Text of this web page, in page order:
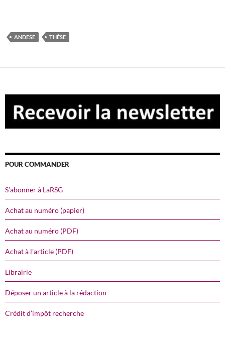
ANDESE THÈSE
POUR COMMANDER
S’abonner à LaRSG
Achat au numéro (papier)
Achat au numéro (PDF)
Achat à l’article (PDF)
Librairie
Déposer un article à la rédaction
Crédit d’impôt recherche